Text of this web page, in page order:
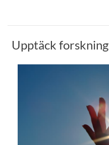
Upptäck forskning